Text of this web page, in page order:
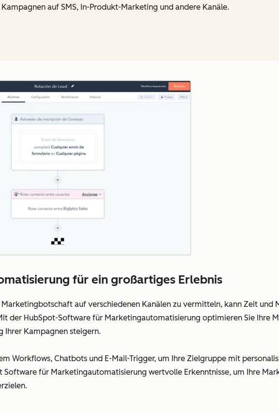
Kampagnen auf SMS, In-Produkt-Marketing und andere Kanäle.
für ein großartiges Erlebnis
auf verschiedenen Kanälen zu vermitteln, kann Zeit und
der HubSpot-Software für Marketingautomatisierung optimieren Sie Ihre
Ihrer Kampagnen steigern.
Workflows, Chatbots und E-Mail-Trigger, um Ihre Zielgruppe mit
Software für Marketingautomatisierung wertvolle Erkenntnisse, um Ihre